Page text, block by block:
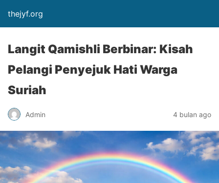
thejyf.org
Langit Qamishli Berbinar: Kisah
Pelangi Penyejuk Hati Warga
Suriah
Admin 4 bulan ago